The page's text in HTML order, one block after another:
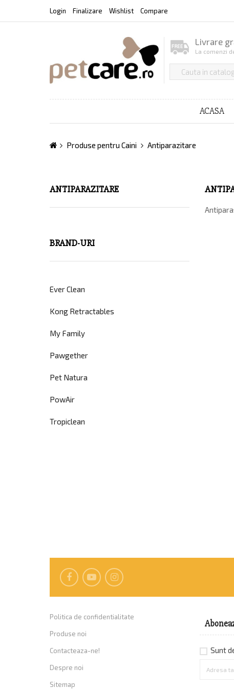
Login Finalizare Wishlist Compare
Livrare
La comenzi
ACASA
Produse pentru Caini Antiparazitare
ANTIPARAZITARE
BRAND-URI
Ever Clean
Kong Retractables
My Family
Pawgether
Pet Natura
PowAir
Tropiclean
Politica de confidentialitate
Produse noi
Contacteaza-ne!
Despre noi
Sitemap
Sunt